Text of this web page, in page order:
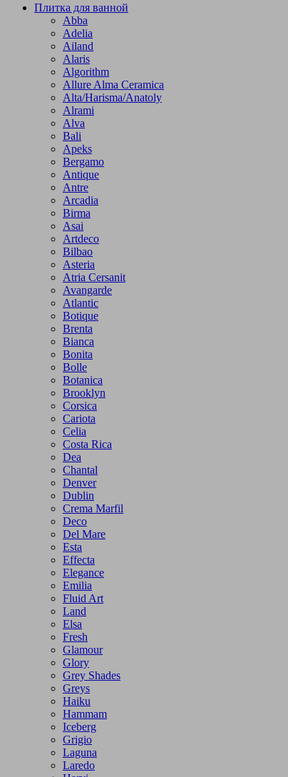
Плитка для ванной
Abba
Adelia
Ailand
Alaris
Algorithm
Allure Alma Ceramica
Alta/Harisma/Anatoly
Alrami
Alva
Bali
Apeks
Bergamo
Antique
Antre
Arcadia
Birma
Asai
Artdeco
Bilbao
Asteria
Atria Cersanit
Avangarde
Atlantic
Botique
Brenta
Bianca
Bonita
Bolle
Botanica
Brooklyn
Corsica
Cariota
Celia
Costa Rica
Dea
Chantal
Denver
Dublin
Crema Marfil
Deco
Del Mare
Esta
Effecta
Elegance
Emilia
Fluid Art
Land
Elsa
Fresh
Glamour
Glory
Grey Shades
Greys
Haiku
Hammam
Iceberg
Grigio
Laguna
Laredo